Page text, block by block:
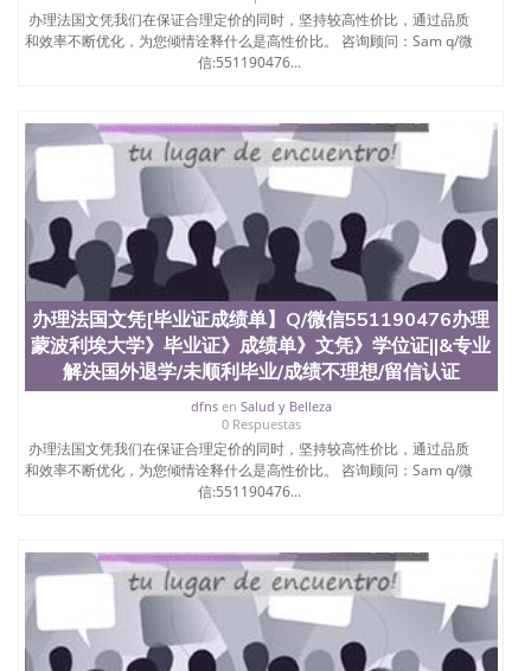
办理法国文凭我们在保证合理定价的同时，坚持较高性价比，通过品质
和效率不断优化，为您倾情诠释什么是高性价比。 咨询顾问：Sam q/微
信:551190476...
办理法国文凭[毕业证成绩单】Q/微信551190476办理
蒙波利埃大学》毕业证》成绩单》文凭》学位证||&专业
解决国外退学/未顺利毕业/成绩不理想/留信认证
dfnsen Salud y Belleza
0 Respuestas
办理法国文凭我们在保证合理定价的同时，坚持较高性价比，通过品质
和效率不断优化，为您倾情诠释什么是高性价比。 咨询顾问：Sam q/微
信:551190476...